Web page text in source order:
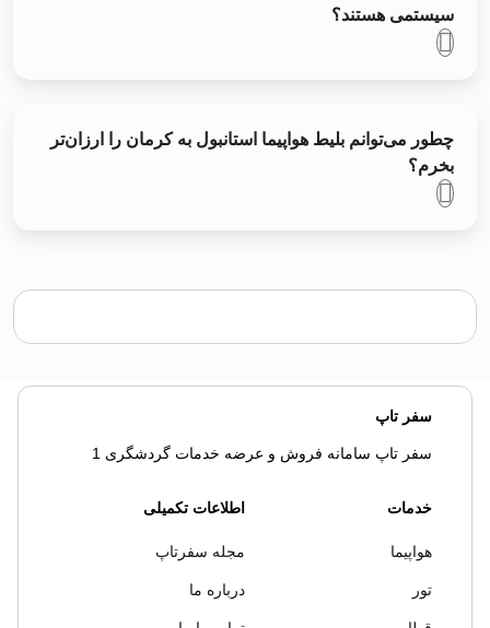
سیستمی هستند؟
چطور می‌توانم بلیط هواپیما استانبول به کرمان را ارزان‌تر
بخرم؟
سفر تاپ
سفر تاپ سامانه فروش و عرضه خدمات گردشگری 1
خدمات
هواپیما
تور
اطلاعات تکمیلی
مجله سفرتاپ
درباره ما